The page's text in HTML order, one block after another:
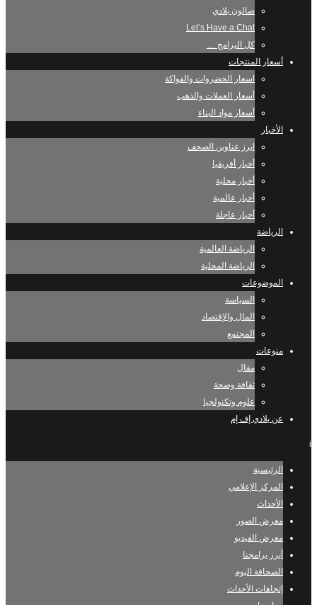
صالون بلادي
Let’s Have a Chat
كل البرامج …
أسعار المنتجات
اسعار الخضروات والفواكة
أسعار العملات والذهب
أسعار مواد البناء
الأخبار
ابرز عناوين الصحف
أخبار أفريقيا
أخبار محلية
أخبار عالمية
أخبار عاجلة
الرياضة
الرياضة العالمية
الرياضة المحلية
الموضوعات
السياسة
المال والإقتصاد
المجتمع
منوعات
مقال
ثقافة وصحة
علوم وتكنولجيا
عن بلادي إف إم
i
الرئيسية
المركز الإعلامي
الأحداث
معرض الصور
معرض الفيديو
أبرز برامجنا
الصحافة اليوم
إتجاهات الأحداث